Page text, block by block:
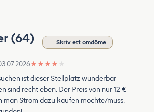
(64) Skriv ett omdöme
★ ★ ★ ★ ★
ist dieser Stellplatz wunderbar
sind recht eben. Der Preis von nur 12 €
man Strom dazu kaufen möchte/muss.